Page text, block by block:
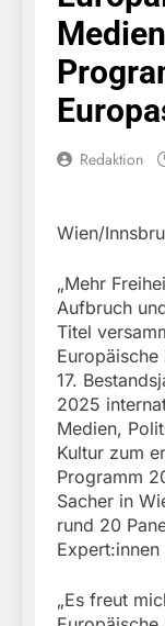
Redaktion
Wien/
„Mehr
Aufbruch
Titel
17.
2025
Medien,
Kultur zum
Programm
Sacher in
rund 20
„Es freut